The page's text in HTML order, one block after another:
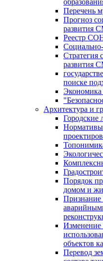
Перечень
Прогноз
развития
Реестр
Стратегия
развития
поиске
Экономика
Архитектура и
Городские
Нормативы
Порядок
домом и
Изменение
объектов
Перевод